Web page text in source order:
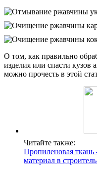
О том, как правильно
изделия или спасти кузов
можно прочесть в этой
Читайте также:
Пропиленовая
материал в